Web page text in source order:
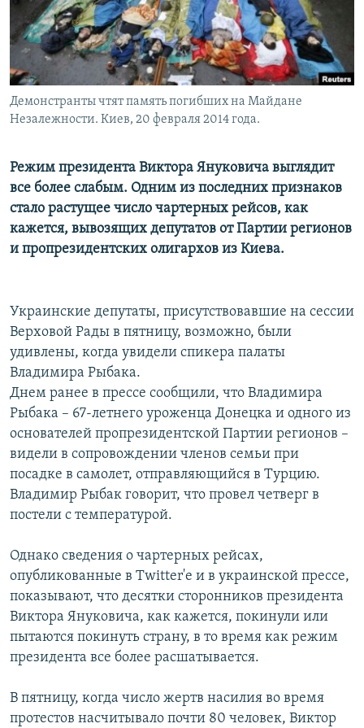
Демонстранты чтят память погибших на Майдане
Незалежности. Киев, 20 февраля 2014 года.
Режим президента Виктора Януковича выглядит
все более слабым. Одним из последних признаков
стало растущее число чартерных рейсов, как
кажется, вывозящих депутатов от Партии регионов
и пропрезидентских олигархов из Киева.
Украинские депутаты, присутствовавшие на сессии
Верховой Рады в пятницу, возможно, были
удивлены, когда увидели спикера палаты
Владимира Рыбака.
Днем ранее в прессе сообщили, что Владимира
Рыбака – 67-летнего уроженца Донецка и одного из
основателей пропрезидентской Партии регионов –
видели в сопровождении членов семьи при
посадке в самолет, отправляющийся в Турцию.
Владимир Рыбак говорит, что провел четверг в
постели с температурой.
Однако сведения о чартерных рейсах,
опубликованные в Twitter'e и в украинской прессе,
показывают, что десятки сторонников президента
Виктора Януковича, как кажется, покинули или
пытаются покинуть страну, в то время как режим
президента все более расшатывается.
В пятницу, когда число жертв насилия во время
протестов насчитывало почти 80 человек, Виктор